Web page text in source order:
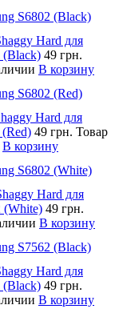
S6802 (Black)
Hard для
(Black) 49 грн.
В корзину
S6802 (Red)
Hard для
(Red) 49 грн. Товар
В корзину
S6802 (White)
Hard для
(White) 49 грн.
В корзину
S7562 (Black)
Hard для
(Black) 49 грн.
В корзину